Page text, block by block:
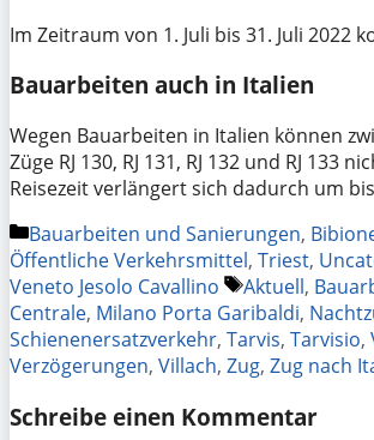
Im Zeitraum von 1. Juli bis 31. Juli 2022
Bauarbeiten auch in Italien
Wegen Bauarbeiten in Italien können
Züge RJ 130, RJ 131, RJ 132 und RJ
Reisezeit verlängert sich dadurch um
Kategorien
Bauarbeiten und Sanierungen,
Öffentliche Verkehrsmittel, Triest,
Veneto Jesolo Cavallino
Schlagwörter
Aktuell,
Centrale, Milano Porta Garibaldi,
Schienenersatzverkehr, Tarvis, Tarvisio,
Verzögerungen, Villach, Zug, Zug nach
Schreibe einen Kommentar